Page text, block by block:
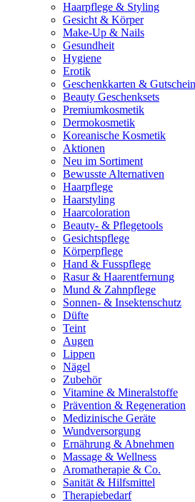
Haarpflege & Styling
Gesicht & Körper
Make-Up & Nails
Gesundheit
Hygiene
Erotik
Geschenkkarten &
Beauty Geschenksets
Premiumkosmetik
Dermokosmetik
Koreanische Kosmetik
Aktionen
Neu im Sortiment
Bewusste Alternativen
Haarpflege
Haarstyling
Haarcoloration
Beauty- & Pflegetools
Gesichtspflege
Körperpflege
Hand & Fusspflege
Rasur & Haarentfernung
Mund & Zahnpflege
Sonnen- & Insektenschutz
Düfte
Teint
Augen
Lippen
Nägel
Zubehör
Vitamine & Mineralstoffe
Prävention & Regeneration
Medizinische Geräte
Wundversorgung
Ernährung & Abnehmen
Massage & Wellness
Aromatherapie & Co.
Sanität & Hilfsmittel
Therapiebedarf